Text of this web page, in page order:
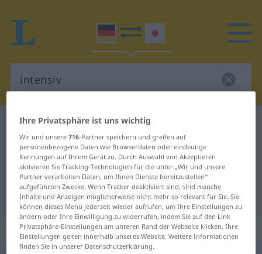
Deutsch-Japanisch Wörterbuch
Deutsch-Japanisch Übersetzung
für "intensiv"
"intensiv" Japanisch Übersetzung
„intensiv“
Ihre Privatsphäre ist uns wichtig
Wir und unsere716-Partner speichern und greifen auf
personenbezogene Daten wie Browserdaten oder eindeutige
Kennungen auf Ihrem Gerät zu. Durch Auswahl von Akzeptieren
aktivieren Sie Tracking-Technologien für die unter „Wir und unsere
Partner verarbeiten Daten, um Ihnen Dienste bereitzustellen“
aufgeführten Zwecke. Wenn Tracker deaktiviert sind, sind manche
Inhalte und Anzeigen möglicherweise nicht mehr so relevant für Sie. Sie
können dieses Menü jederzeit wieder aufrufen, um Ihre Einstellungen zu
ändern oder Ihre Einwilligung zu widerrufen, indem Sie auf den Link
Privatsphäre-Einstellungen am unteren Rand der Webseite klicken. Ihre
Einstellungen gelten innerhalb unseres Website. Weitere Informationen
finden Sie in unserer Datenschutzerklärung.